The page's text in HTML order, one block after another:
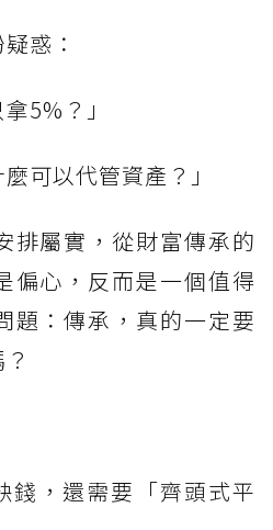
惑：
5%？」
可以代管資產？」
排屬實，從財富傳承的
偏心，反而是一個值得
題：傳承，真的一定要
錢，還需要「齊頭式平